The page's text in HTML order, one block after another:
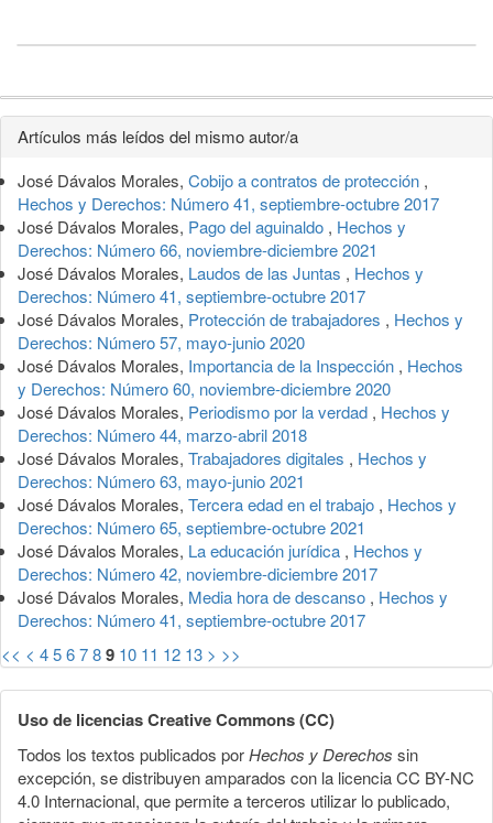
Detalles
del
artículo
Artículos más leídos del mismo autor/a
José Dávalos Morales, Cobijo a contratos de protección ,
Hechos y Derechos: Número 41, septiembre-octubre 2017
José Dávalos Morales, Pago del aguinaldo , Hechos y
Derechos: Número 66, noviembre-diciembre 2021
José Dávalos Morales, Laudos de las Juntas , Hechos y
Derechos: Número 41, septiembre-octubre 2017
José Dávalos Morales, Protección de trabajadores , Hechos y
Derechos: Número 57, mayo-junio 2020
José Dávalos Morales, Importancia de la Inspección , Hechos
y Derechos: Número 60, noviembre-diciembre 2020
José Dávalos Morales, Periodismo por la verdad , Hechos y
Derechos: Número 44, marzo-abril 2018
José Dávalos Morales, Trabajadores digitales , Hechos y
Derechos: Número 63, mayo-junio 2021
José Dávalos Morales, Tercera edad en el trabajo , Hechos y
Derechos: Número 65, septiembre-octubre 2021
José Dávalos Morales, La educación jurídica , Hechos y
Derechos: Número 42, noviembre-diciembre 2017
José Dávalos Morales, Media hora de descanso , Hechos y
Derechos: Número 41, septiembre-octubre 2017
<< < 456789 10 11 12 13 > >>
Uso de licencias Creative Commons (CC)
Todos los textos publicados porHechos y Derechos sin
excepción, se distribuyen amparados con la licencia CC BY-NC
4.0 Internacional, que permite a terceros utilizar lo publicado,